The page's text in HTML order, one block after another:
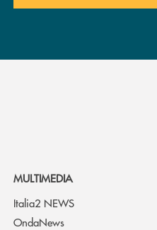
MULTIMEDIA
Italia2 NEWS
OndaNews